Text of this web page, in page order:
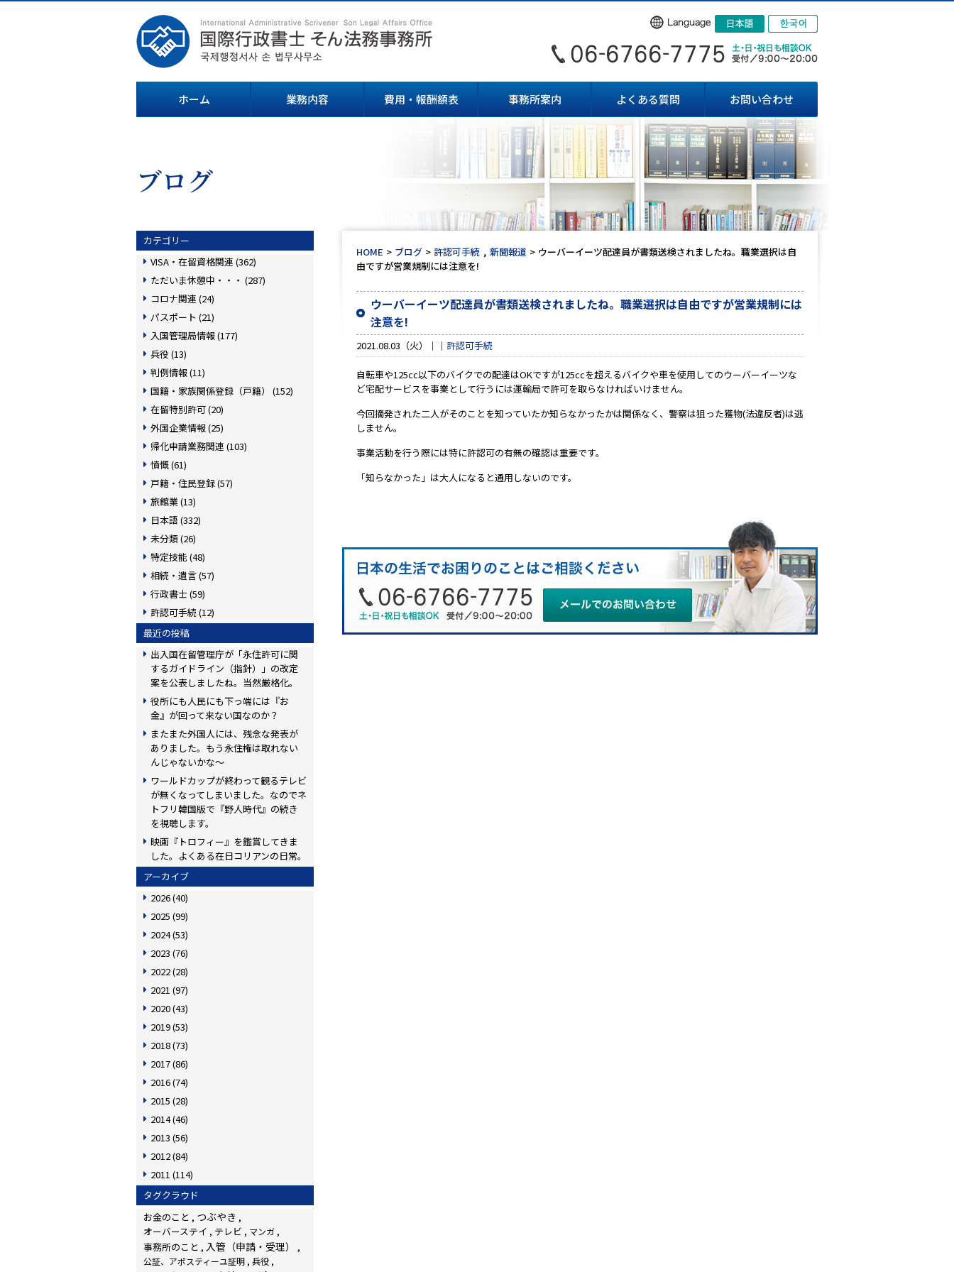
ホーム 業務内容 費用・報酬額表 事務所案内 よくある質問 お問い合わせ
ブログ
HOME ブログ 許認可手続 新聞報道
ウーバーイーツ配達員が書類送検されましたね。職業選択は自
由ですが営業規制には注意を!
ウーバーイーツ配達員が書類送検されましたね。職業選択は自由ですが営業規制には
注意を!
2021.08.03（火） 許認可手続
自転車や125cc以下のバイクでの配達はOKですが125ccを超えるバイクや車を使用してのウーバーイーツな
ど宅配サービスを事業として行うには運輸局で許可を取らなければいけません。
今回摘発された二人がそのことを知っていたか知らなかったかは関係なく、警察は狙った獲物(法違反者)は逃
しません。
事業活動を行う際には特に許認可の有無の確認は重要です。
「知らなかった」は大人になると通用しないのです。
カテゴリー
VISA・在留資格関連 (362)
ただいま休憩中・・・ (287)
コロナ関連 (24)
パスポート (21)
入国管理局情報 (177)
兵役 (13)
判例情報 (11)
国籍・家族関係登録（戸籍） (152)
在留特別許可 (20)
外国企業情報 (25)
帰化申請業務関連 (103)
憤慨 (61)
戸籍・住民登録 (57)
旅館業 (13)
日本語 (332)
未分類 (26)
特定技能 (48)
相続・遺言 (57)
行政書士 (59)
許認可手続 (12)
最近の投稿
出入国在留管理庁が「永住許可に関
するガイドライン（指針）」の改定
案を公表しましたね。当然厳格化。
役所にも人民にも下っ端には『お
金』が回って来ない国なのか？
またまた外国人には、残念な発表が
ありました。もう永住権は取れない
んじゃないかな〜
ワールドカップが終わって観るテレビ
が無くなってしまいました。なのでネ
トフリ韓国版で『野人時代』の続き
を視聴します。
映画『トロフィー』を鑑賞してきま
した。よくある在日コリアンの日常。
アーカイブ
2026(40)
2025 (99)
2024(53)
2023 (76)
2022(28)
2021 (97)
2020(43)
2019(53)
2018(73)
2017(86)
2016(74)
2015 (28)
2014(46)
2013 (56)
2012(84)
2011 (114)
タグクラウド
お金のこと
つぶやき
オーバーステイ テレビ マンガ
事務所のこと 入管（申請・受理）
公証、アポスティーユ証明 兵役